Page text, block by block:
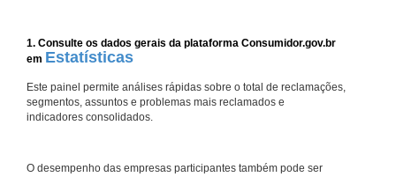
1. Consulte os dados gerais da plataforma Consumidor.gov.br
em Estatísticas
Este painel permite análises rápidas sobre o total de reclamações,
segmentos, assuntos e problemas mais reclamados e
indicadores consolidados.
O desempenho das empresas participantes também pode ser